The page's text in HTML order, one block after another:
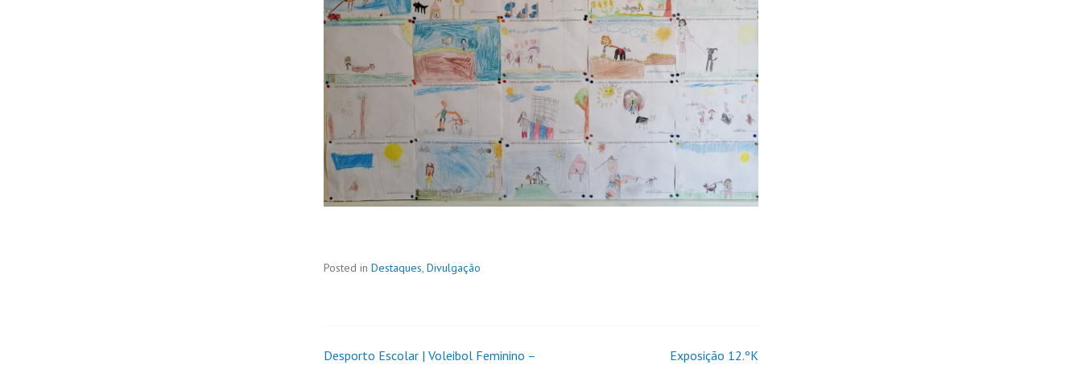
Posted in Destaques, Divulgação
Desporto Escolar | Voleibol Feminino –
Exposição 12.ºK